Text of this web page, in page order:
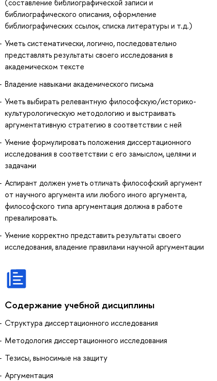
(составление библиографической записи и
библиографического описания, оформление
библиографических ссылок, списка литературы и т.д.)
Уметь систематически, логично, последовательно
представлять результаты своего исследования в
академическом тексте
Владение навыками академического письма
Уметь выбирать релевантную философскую/историко-
культурологическую методологию и выстраивать
аргументативную стратегию в соответствии с ней
Умение формулировать положения диссертационного
исследования в соответствии с его замыслом, целями и
задачами
Аспирант должен уметь отличать философский аргумент
от научного аргумента или любого иного аргумента,
философского типа аргументация должна в работе
превалировать.
Умение корректно представить результаты своего
исследования, владение правилами научной аргументации
Содержание учебной дисциплины
Структура диссертационного исследования
Методология диссертационного исследования
Тезисы, выносимые на защиту
Аргументация